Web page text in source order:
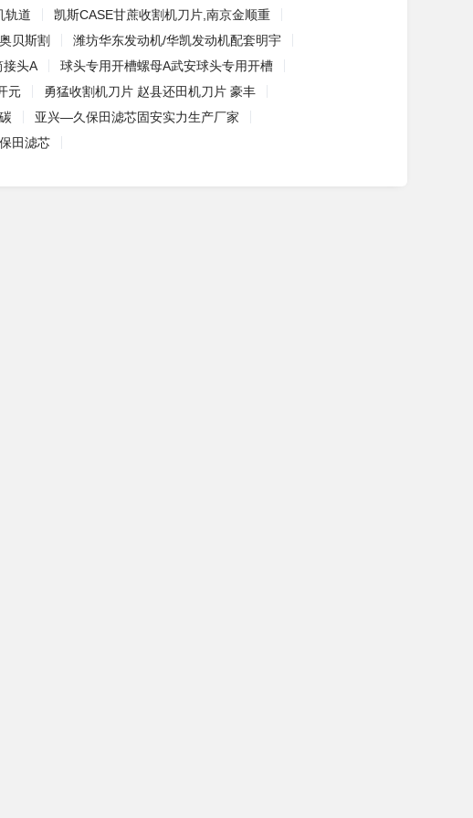
轨道
凯斯CASE甘蔗收割机刀片,南京金顺重
贝斯割
潍坊华东发动机/华凯发动机配套明宇
接头A
球头专用开槽螺母A武安球头专用开槽
元
勇猛收割机刀片 赵县还田机刀片 豪丰
亚兴—久保田滤芯固安实力生产厂家
田滤芯